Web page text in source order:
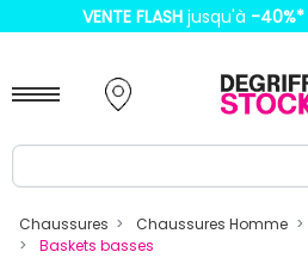
VENTE FLASH jusqu'à -40%*
Chaussures Chaussures Homme
Baskets basses